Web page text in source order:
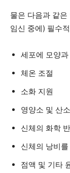
물은 다음과 같
임신 중에) 필수
세포에 모양
체온 조절
소화 지원
영양소 및 산
신체의 화학
신체의 낭비를
점액 및 기타